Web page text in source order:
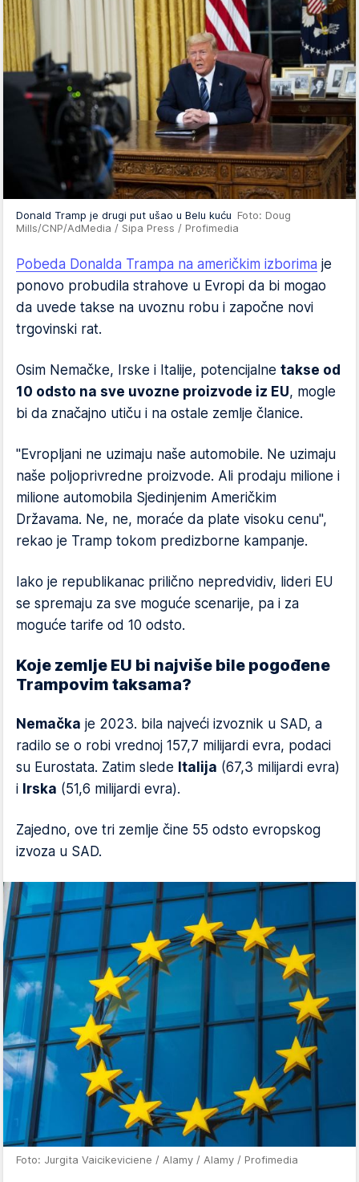
Donald Tramp je drugi put ušao u Belu kuću Foto: Doug
Mills/CNP/AdMedia / Sipa Press / Profimedia
Pobeda Donalda Trampa na američkim izborima je
ponovo probudila strahove u Evropi da bi mogao
da uvede takse na uvoznu robu i započne novi
trgovinski rat.
Osim Nemačke, Irske i Italije, potencijalne takse od
10 odsto na sve uvozne proizvode iz EU, mogle
bi da značajno utiču i na ostale zemlje članice.
"Evropljani ne uzimaju naše automobile. Ne uzimaju
naše poljoprivredne proizvode. Ali prodaju milione i
milione automobila Sjedinjenim Američkim
Državama. Ne, ne, moraće da plate visoku cenu",
rekao je Tramp tokom predizborne kampanje.
Iako je republikanac prilično nepredvidiv, lideri EU
se spremaju za sve moguće scenarije, pa i za
moguće tarife od 10 odsto.
Koje zemlje EU bi najviše bile pogođene
Trampovim taksama?
Nemačka je 2023. bila najveći izvoznik u SAD, a
radilo se o robi vrednoj 157,7 milijardi evra, podaci
su Eurostata. Zatim slede Italija (67,3 milijardi evra)
i Irska (51,6 milijardi evra).
Zajedno, ove tri zemlje čine 55 odsto evropskog
izvoza u SAD.
Foto: Jurgita Vaicikeviciene / Alamy / Alamy / Profimedia